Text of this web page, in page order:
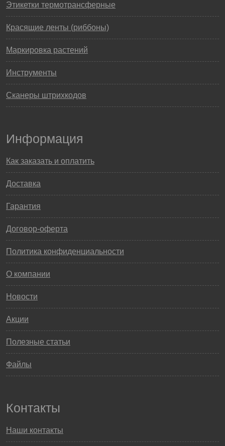
Этикетки термотрансферные
Красящие ленты (риббоны)
Маркировка растений
Инструменты
Сканеры штрихкодов
Информация
Как заказать и оплатить
Доставка
Гарантия
Договор-оферта
Политика конфиденциальности
О компании
Новости
Акции
Полезные статьи
Файлы
Контакты
Наши контакты